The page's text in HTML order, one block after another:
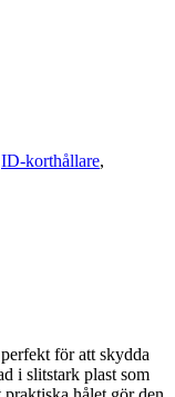
ID-korthållare,
för att skydda
i slitstark plast som